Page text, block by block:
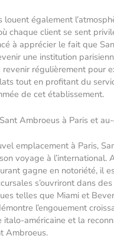
louent également
chaque client se sent
à apprécier le fait que
une institution
revenir régulièrement pour
tout en profitant du
de cet établissement.
Ambroeus à Paris et
emplacement à Paris,
voyage à l’international.
gagne en notoriété, il
s’ouvriront dans
telles que Miami et
l’engouement
italo-américaine et la
Ambroeus.